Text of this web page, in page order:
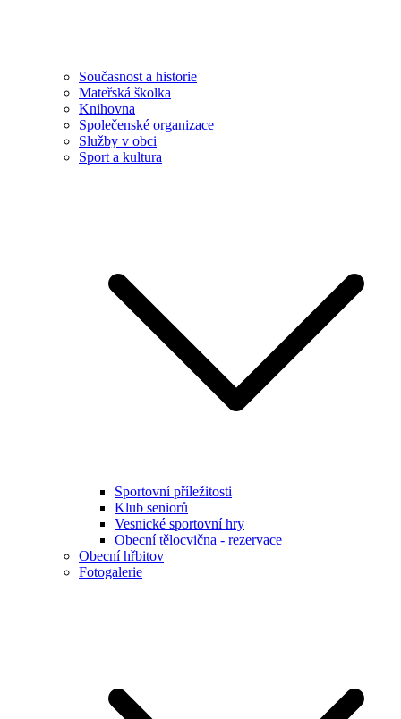
Současnost a historie
Mateřská školka
Knihovna
Společenské organizace
Služby v obci
Sport a kultura
Sportovní příležitosti
Klub seniorů
Vesnické sportovní hry
Obecní tělocvična - rezervace
Obecní hřbitov
Fotogalerie